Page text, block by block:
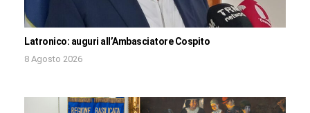
Latronico: auguri all’Ambasciatore Cospito
8 Agosto 2026